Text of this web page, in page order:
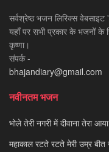
सर्वश्रेष्ठ भजन लिरिक्स
यहाँ पर सभी प्रकार के भजनों के
कृष्णा।
संपर्क -
bhajandiary@gmail.com
नवीनतम भजन
भोले तेरी नगरी में दीवाना तेरा
महाकाल रटते रटते मेरी उम्र बीत